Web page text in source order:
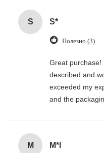
S S*
Полезно (3)
Great purchase!
described and
exceeded my
and the
M M*l